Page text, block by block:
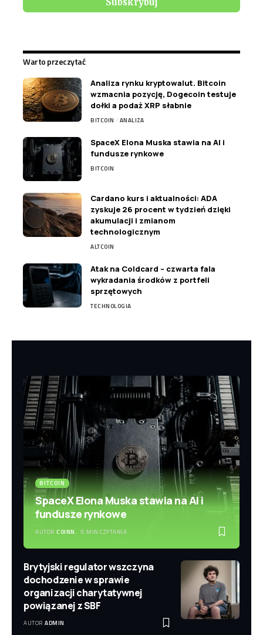
Warto przeczytać
Analiza rynku kryptowalut. Bitcoin
wzmacnia pozycję, Dogecoin testuje
dołki a podaż XRP słabnie
BITCOIN ANALIZA
SpaceX Elona Muska stawia na AI i
fundusze rynkowe
BITCOIN
Cardano kurs i aktualności: ADA
zyskuje 26 procent w tydzień dzięki
akumulacji i zmianom
technologicznym
ALTCOIN
Atak na Coldcard – czwarta fala
wykradania środków z portfeli
sprzętowych
TECHNOLOGIA
BITCOIN
SpaceX Elona Muska stawia na AI i
fundusze rynkowe
AUTOR COINN. 5 MIN CZYTANIA
Brytyjski regulator wszczyna
dochodzenie w sprawie
organizacji charytatywnej
powiązanej z SBF
AUTOR ADMIN